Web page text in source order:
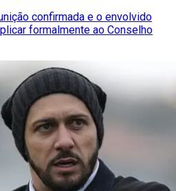
confirmada e o envolvido
formalmente ao Conselho